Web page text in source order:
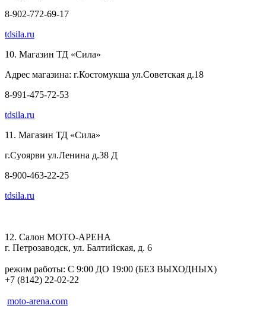
8-902-772-69-17
tdsila.ru
10. Магазин ТД «Сила»
Адрес магазина: г.Костомукша ул.Советская д.18
8-991-475-72-53
tdsila.ru
11. Магазин ТД «Сила»
г.Суоярви ул.Ленина д.38 Д
8-900-463-22-25
tdsila.ru
12. Салон МОТО-АРЕНА
г. Петрозаводск, ул. Балтийская, д. 6
режим работы: С 9:00 ДО 19:00 (БЕЗ ВЫХОДНЫХ)
+7 (8142) 22-02-22
moto-arena.com